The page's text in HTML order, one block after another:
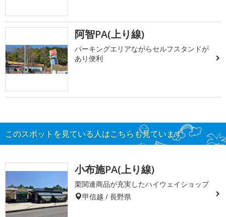
阿智PA(上り線)
パーキングエリアながらセルフスタンドが
あり便利
このスポットを見ている人はこちらも見ています
小布施PA(上り線)
栗関連商品が充実したハイウェイショップ
甲信越 / 長野県